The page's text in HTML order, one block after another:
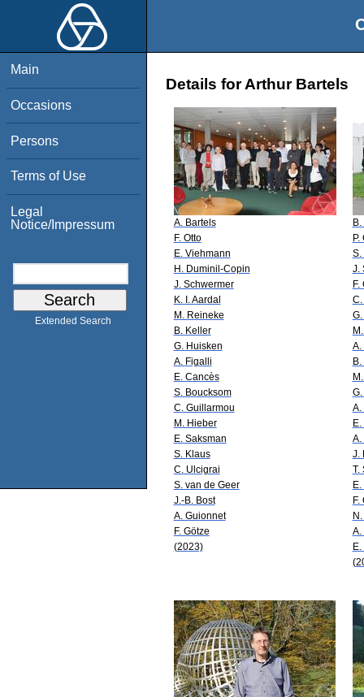
Main
Occasions
Persons
Terms of Use
Legal
Notice/Impressum
Extended Search
Details for Arthur Bartels
A. Bartels
F. Otto
E. Viehmann
H. Duminil-Copin
J. Schwermer
K. I. Aardal
M. Reineke
B. Keller
G. Huisken
A. Figalli
E. Cancès
S. Boucksom
C. Guillarmou
M. Hieber
E. Saksman
S. Klaus
C. Ulcigrai
S. van de Geer
J.-B. Bost
A. Guionnet
F. Götze
(2023)
P.
S.
J.
F.
A.
A.
A.
J.
T.
F.
A.